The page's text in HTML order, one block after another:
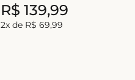
R$ 139,99
2x de R$ 69,99